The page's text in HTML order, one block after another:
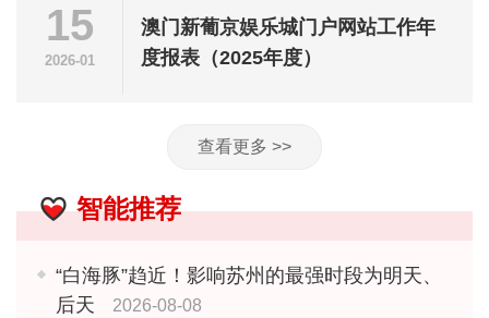
15
2026-01
澳门新葡京娱乐城门户网站工作年
度报表（2025年度）
查看更多 >>
智能推荐
“白海豚”趋近！影响苏州的最强时段为明天、
后天
2026-08-08